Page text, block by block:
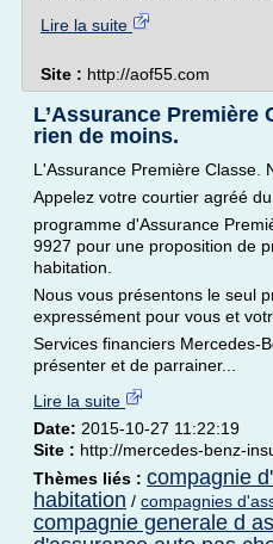
Lire la suite
Site : http://aof55.com
L’Assurance Première
rien de moins.
L'Assurance Première Classe.
Appelez votre courtier agréé du
programme d'Assurance
9927 pour une proposition de
habitation.
Nous vous présentons le seul
expressément pour vous et
Services financiers Mercedes-
présenter et de parrainer...
Lire la suite
Date: 2015-10-27 11:22:19
Site : http://mercedes-benz-
Thèmes liés : compagnie
habitation / compagnies
compagnie generale d